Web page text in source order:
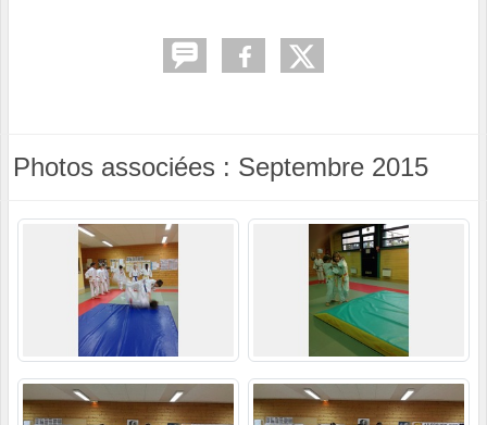
Photos associées : Septembre 2015